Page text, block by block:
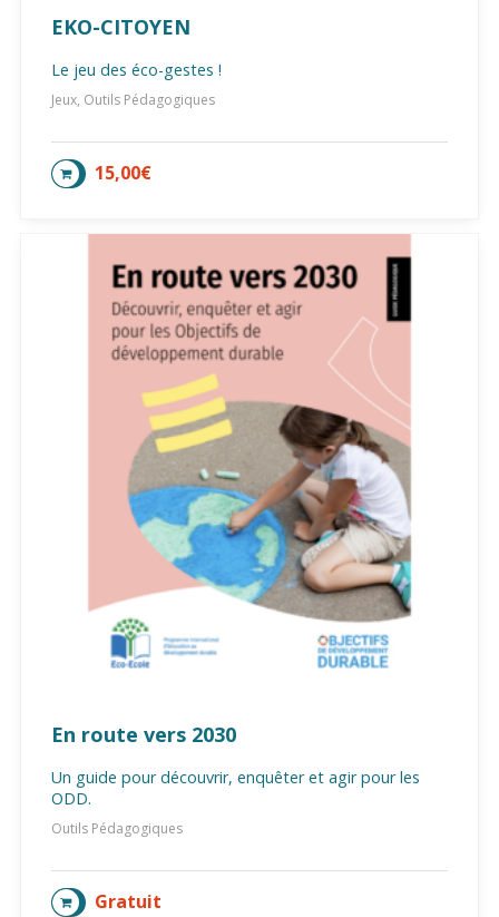
EKO-CITOYEN
Le jeu des éco-gestes !
Jeux, Outils Pédagogiques
15,00€
AJOUTER AU PANIER
En route vers 2030
Un guide pour découvrir, enquêter et agir pour les
ODD.
Outils Pédagogiques
Gratuit
AJOUTER AU PANIER